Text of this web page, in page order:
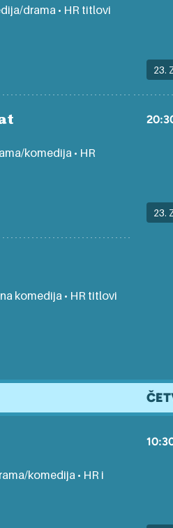
drama • HR titlovi
komedija • HR
komedija • HR titlovi
23.
23.
komedija • HR i